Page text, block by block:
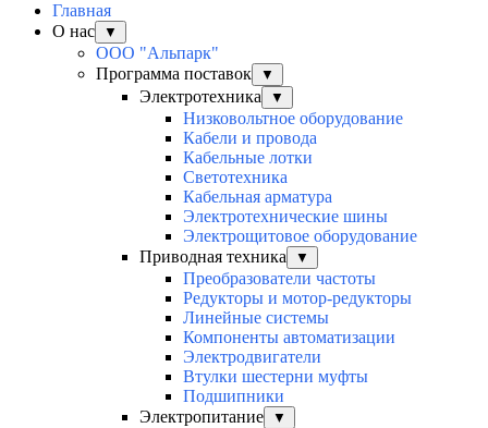
Главная
О нас
▼
ООО "Альпарк"
Программа поставок
▼
Электротехника ▼
Низковольтное оборудование
Кабели и провода
Кабельные лотки
Светотехника
Кабельная арматура
Электротехнические шины
Электрощитовое оборудование
Приводная техника
▼
Преобразователи частоты
Редукторы и мотор-редукторы
Линейные системы
Компоненты автоматизации
Электродвигатели
Втулки шестерни муфты
Подшипники
Электропитание
▼